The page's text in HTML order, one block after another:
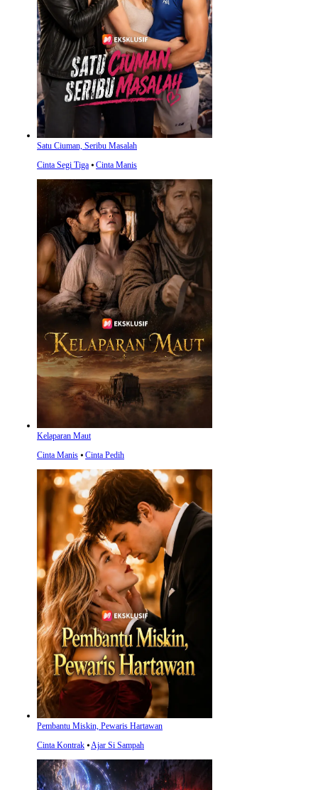
Satu Ciuman, Seribu Masalah
Cinta Segi Tiga ⦁ Cinta Manis
Kelaparan Maut
Cinta Manis ⦁ Cinta Pedih
Pembantu Miskin, Pewaris Hartawan
Cinta Kontrak ⦁Ajar Si Sampah